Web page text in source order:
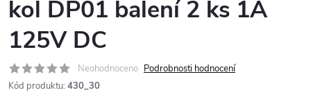
kol DP01 balení 2 ks 1A
125V DC
Neohodnoceno Podrobnosti hodnocení
Kód produktu: 430_30